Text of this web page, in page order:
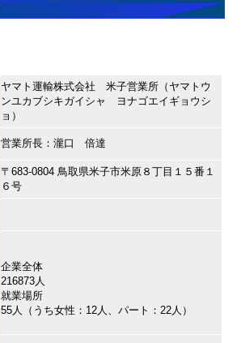
ヤマト運輸株式会社 米子営業所（ヤマトウ
ンユカブシキガイシャ ヨナゴエイギョウシ
ョ）
営業所長：瀧口 倍達
〒683-0804 鳥取県米子市米原８丁目１５番１
６号
企業全体
216873人
就業場所
55人（うち女性：12人、パート：22人）